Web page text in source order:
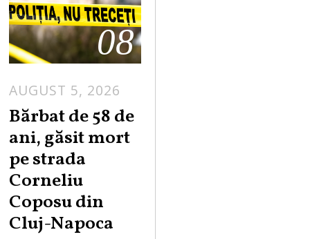
08
AUGUST 5, 2026
Bărbat de 58 de
ani, găsit mort
pe strada
Corneliu
Coposu din
Cluj-Napoca